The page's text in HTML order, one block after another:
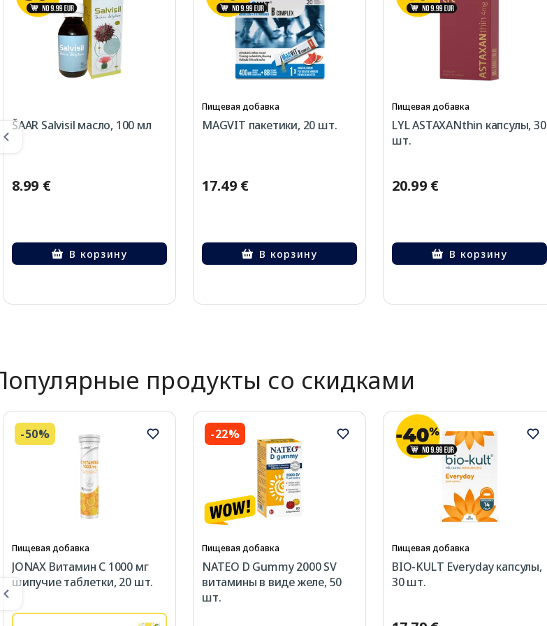
ŠAAR Salvisil масло, 100 мл
8.99 €
В корзину
Пищевая добавка
MAGVIT пакетики, 20 шт.
17.49 €
В корзину
Пищевая добавка
LYL ASTAXANthin капсулы, 30
шт.
20.99 €
В корзину
продукты со скидками
-50%
Пищевая добавка
JONAX Витамин С 1000 мг
шипучие таблетки, 20 шт.
-22%
Пищевая добавка
NATEO D Gummy 2000 SV
витамины в виде желе, 50
шт.
Пищевая добавка
BIO-KULT Everyday капсулы,
30 шт.